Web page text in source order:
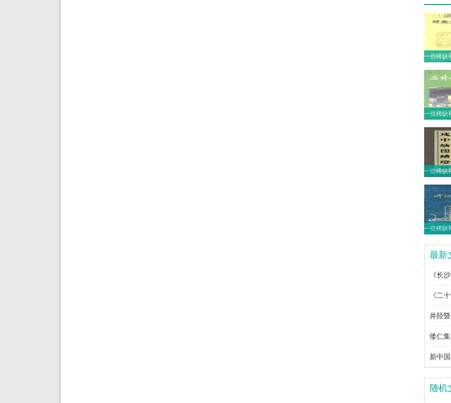
最新
《长
《二
井陉
倭仁
新中
随机